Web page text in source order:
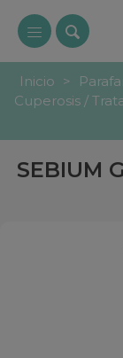
Inicio >
Cuperosis /
SEBIUM